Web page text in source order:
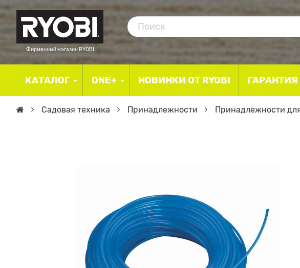
Фирменный магазин RYOBI
КАТАЛОГ ONE+ НОВИНКИ ОТ RYOBI
Садовая техника Принадлежности Принадлежности